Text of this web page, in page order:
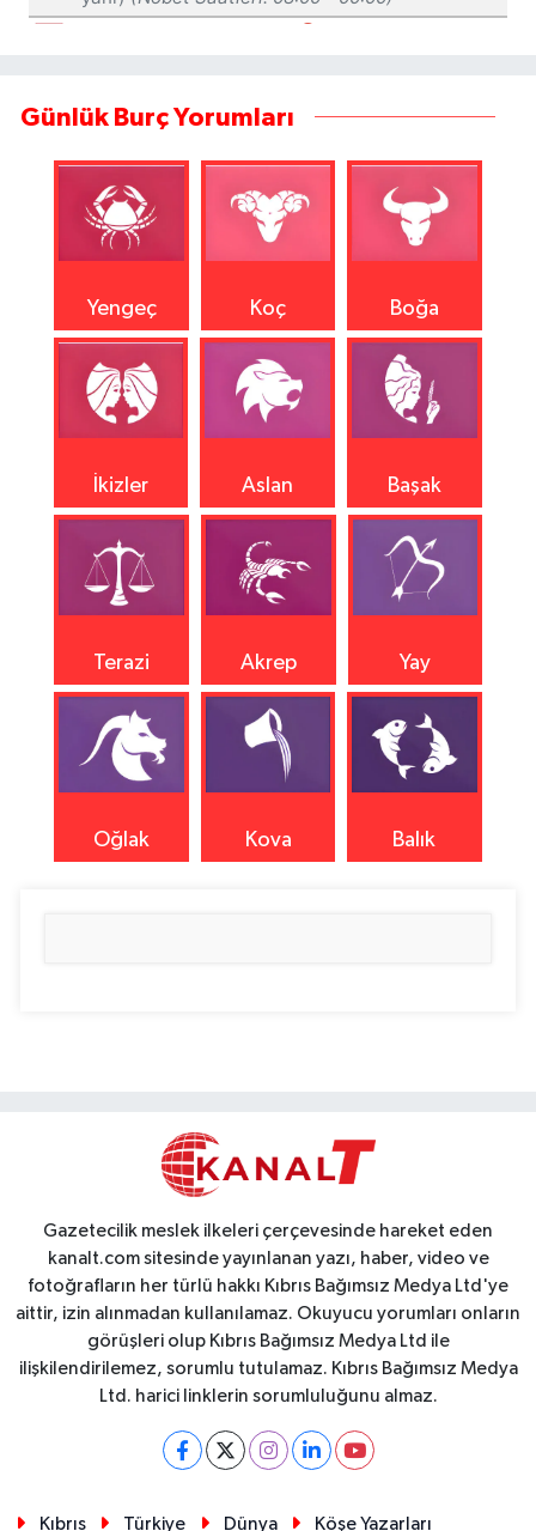
Günlük Burç Yorumları
Yengeç Koç Boğa
İkizler Aslan Başak
Terazi Akrep Yay
Oğlak Kova Balık
Gazetecilik meslek ilkeleri çerçevesinde hareket eden
kanalt.com sitesinde yayınlanan yazı, haber, video ve
fotoğrafların her türlü hakkı Kıbrıs Bağımsız Medya Ltd'ye
aittir, izin alınmadan kullanılamaz. Okuyucu yorumları onların
görüşleri olup Kıbrıs Bağımsız Medya Ltd ile
ilişkilendirilemez, sorumlu tutulamaz. Kıbrıs Bağımsız Medya
Ltd. harici linklerin sorumluluğunu almaz.
Kıbrıs Türkiye Dünya Köşe Yazarları